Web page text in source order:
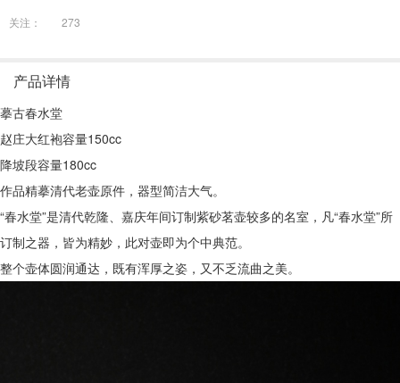
关注：
273
产品详情
摹古春水堂
赵庄大红袍容量150cc
降坡段容量180cc
作品精摹清代老壶原件，器型简洁大气。
“春水堂”是清代乾隆、嘉庆年间订制紫砂茗壶较多的名室，凡“春水堂”所
订制之器，皆为精妙，此对壶即为个中典范。
整个壶体圆润通达，既有浑厚之姿，又不乏流曲之美。